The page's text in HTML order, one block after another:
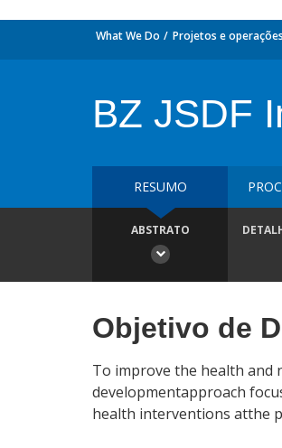
What We Do Projetos e operações
BZ JSDF
RESUMO
ABSTRATO
Objetivo de
To improve the health and
developmentapproach
health interventions atthe